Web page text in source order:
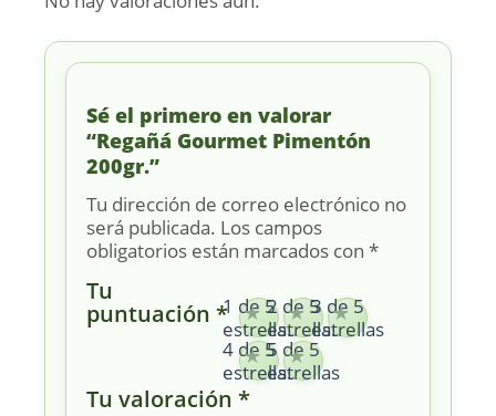
Sé el primero en valorar
“Regañá Gourmet Pimentón
200gr.”
Tu dirección de correo electrónico no
será publicada. Los campos
obligatorios están marcados con *
Tu
puntuación *1 de 5
estrellas
2 de 5
estrellas
3 de 5
estrellas
4 de 5
estrellas
5 de 5
estrellas
Tu valoración *